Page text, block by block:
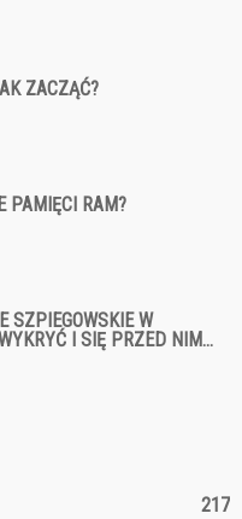
ZACZĄĆ?
PAMIĘCI RAM?
SZPIEGOWSKIE W
I SIĘ PRZED NIM...
217